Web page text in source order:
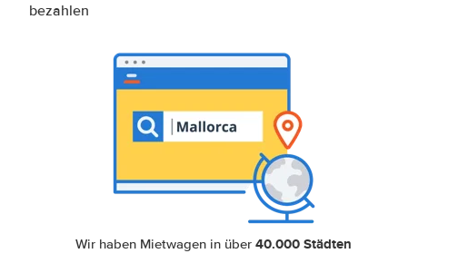
bezahlen
Wir haben Mietwagen in über40.000 Städten